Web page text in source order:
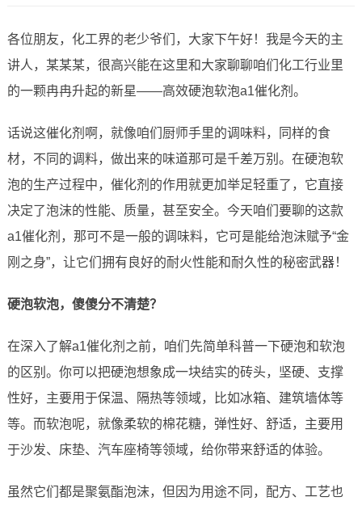
各位朋友，化工界的老少爷们，大家下午好！我是今天的主
讲人，某某某，很高兴能在这里和大家聊聊咱们化工行业里
的一颗冉冉升起的新星——高效硬泡软泡a1催化剂。
话说这催化剂啊，就像咱们厨师手里的调味料，同样的食
材，不同的调料，做出来的味道那可是千差万别。在硬泡软
泡的生产过程中，催化剂的作用就更加举足轻重了，它直接
决定了泡沫的性能、质量，甚至安全。今天咱们要聊的这款
a1催化剂，那可不是一般的调味料，它可是能给泡沫赋予“金
刚之身”，让它们拥有良好的耐火性能和耐久性的秘密武器！
硬泡软泡，傻傻分不清楚？
在深入了解a1催化剂之前，咱们先简单科普一下硬泡和软泡
的区别。你可以把硬泡想象成一块结实的砖头，坚硬、支撑
性好，主要用于保温、隔热等领域，比如冰箱、建筑墙体等
等。而软泡呢，就像柔软的棉花糖，弹性好、舒适，主要用
于沙发、床垫、汽车座椅等领域，给你带来舒适的体验。
虽然它们都是聚氨酯泡沫，但因为用途不同，配方、工艺也